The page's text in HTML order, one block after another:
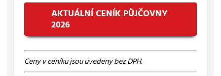
AKTUÁLNÍ CENÍK PŮJČOVNY
2026
Ceny v ceníku jsou uvedeny bez DPH.